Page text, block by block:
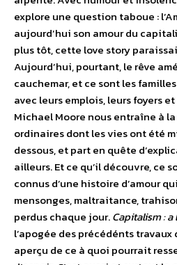
explore une question taboue :
aujourd’hui son amour du
plus tôt, cette love story
Aujourd’hui, pourtant, le rêve
cauchemar, et ce sont les
avec leurs emplois, leurs foyers
Michael Moore nous entraîne à
ordinaires dont les vies ont été
dessous, et part en quête
ailleurs. Et ce qu’il découvre, ce
connus d’une histoire d’amour
mensonges, maltraitance,
perdus chaque jour.Capitalism :
l’apogée des précédénts
aperçu de ce à quoi pourrait